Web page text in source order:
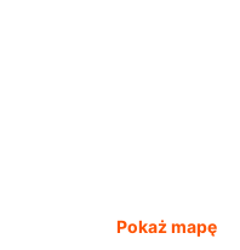
Pokaż mapę